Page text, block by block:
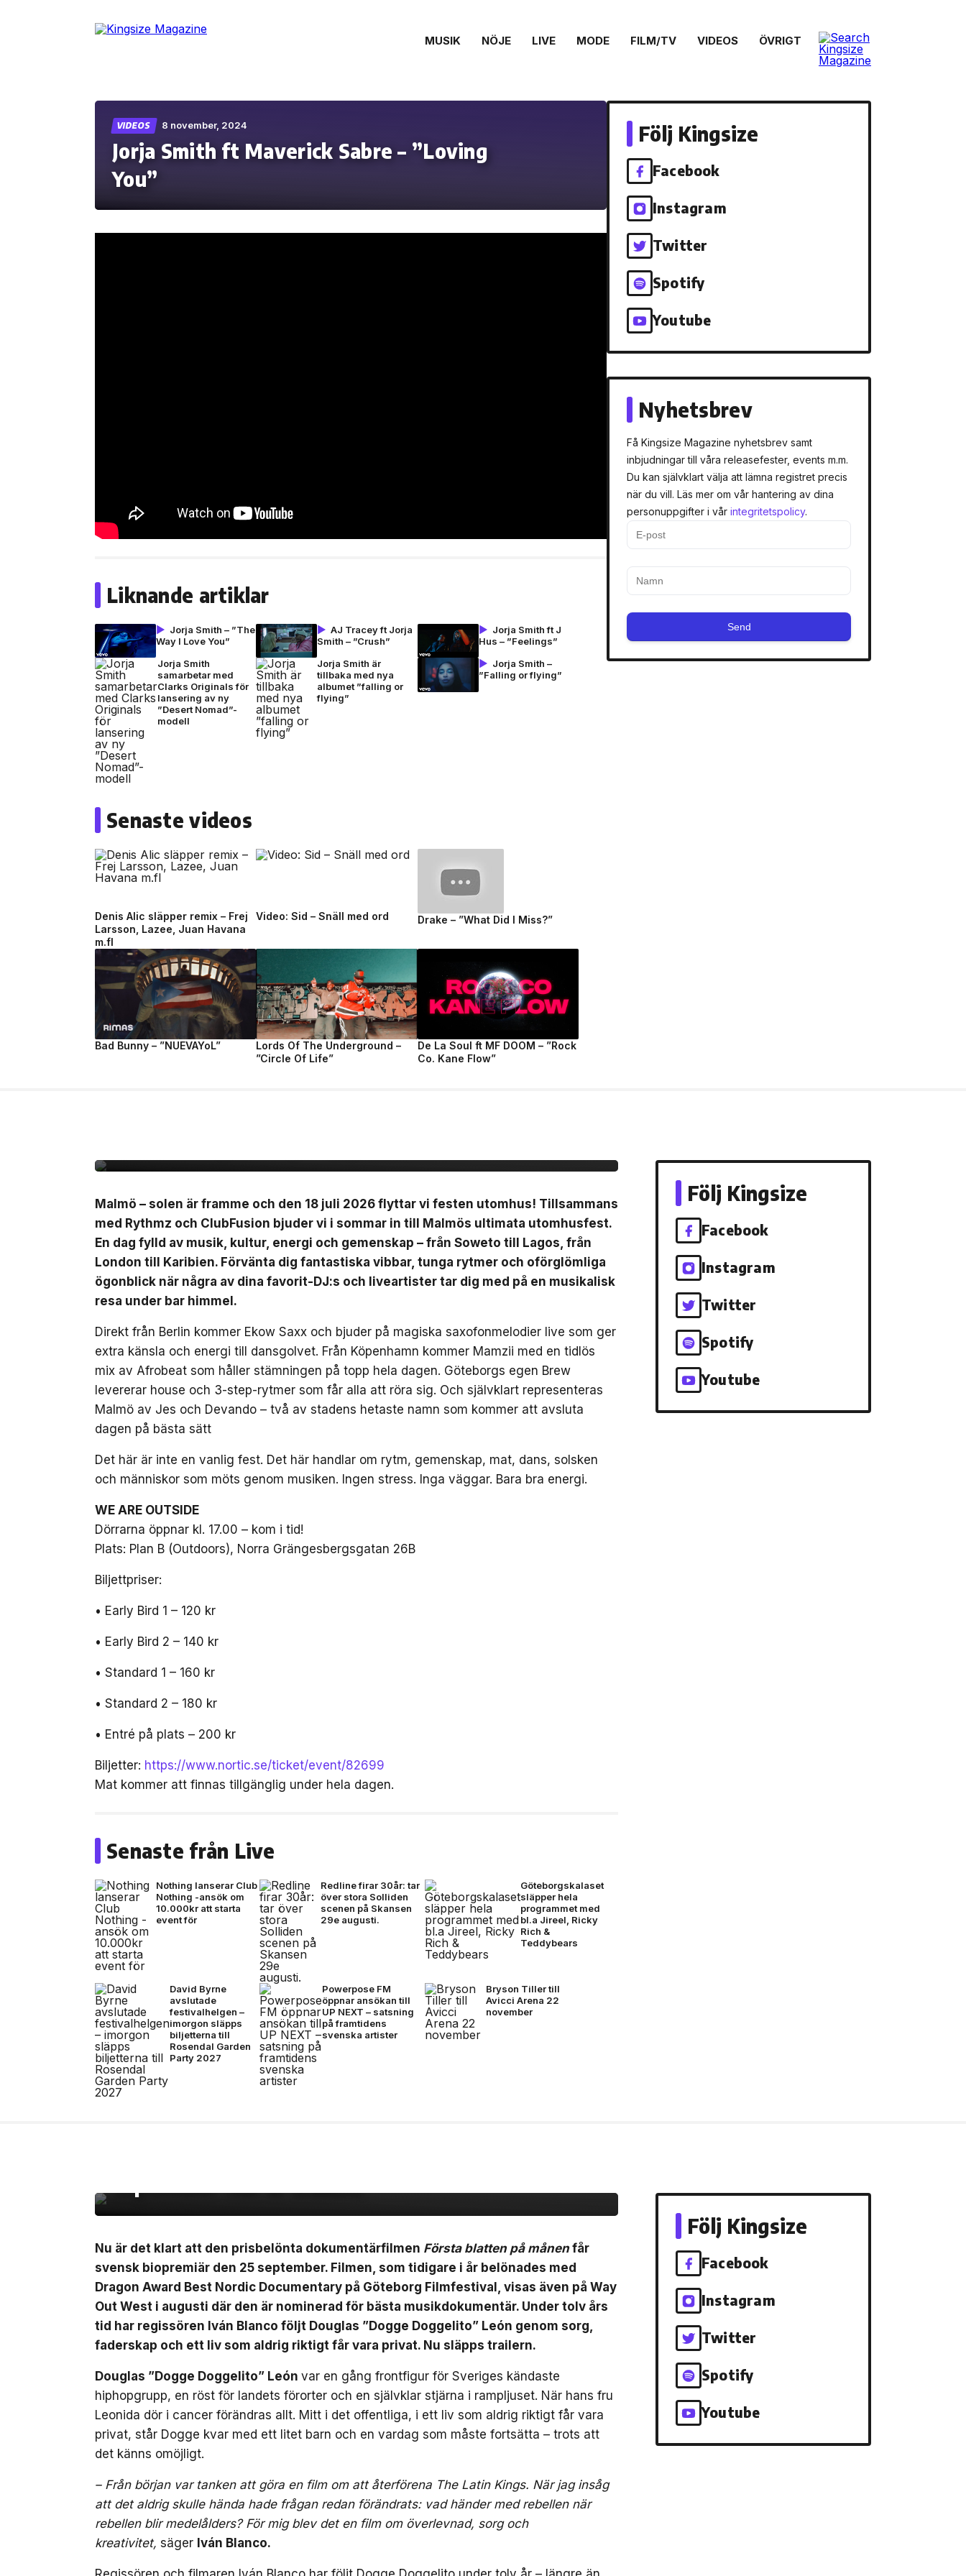
MUSIK NÖJE LIVE MODE FILM/TV VIDEOS ÖVRIGT
VIDEOS 8 november, 2024
Jorja Smith ft Maverick Sabre – ”Loving
You”
Liknande artiklar
Jorja Smith – ”The
Way I Love You”
AJ Tracey ft Jorja
Smith – ”Crush”
Jorja Smith ft J
Hus – ”Feelings”
Jorja Smith
samarbetar med
Clarks Originals för
lansering av ny
”Desert Nomad”-
modell
Jorja Smith är
tillbaka med nya
albumet ”falling or
flying”
Jorja Smith –
”Falling or flying”
Senaste videos
Denis Alic släpper remix – Frej
Larsson, Lazee, Juan Havana
m.fl
Video: Sid – Snäll med ord Drake – ”What Did I Miss?”
Bad Bunny – ”NUEVAYoL”
Lords Of The Underground –
”Circle Of Life”
De La Soul ft MF DOOM – ”Rock
Co. Kane Flow”
Följ Kingsize
Facebook
Instagram
Twitter
Spotify
Youtube
Nyhetsbrev
Få Kingsize Magazine nyhetsbrev samt
inbjudningar till våra releasefester, events m.m.
Du kan självklart välja att lämna registret precis
när du vill. Läs mer om vår hantering av dina
personuppgifter i vår integritetspolicy.
Send
Malmö – solen är framme och den 18 juli 2026 flyttar vi festen utomhus! Tillsammans
med Rythmz och ClubFusion bjuder vi i sommar in till Malmös ultimata utomhusfest.
En dag fylld av musik, kultur, energi och gemenskap – från Soweto till Lagos, från
London till Karibien. Förvänta dig fantastiska vibbar, tunga rytmer och oförglömliga
ögonblick när några av dina favorit-DJ:s och liveartister tar dig med på en musikalisk
resa under bar himmel.
Direkt från Berlin kommer Ekow Saxx och bjuder på magiska saxofonmelodier live som ger
extra känsla och energi till dansgolvet. Från Köpenhamn kommer Mamzii med en tidlös
mix av Afrobeat som håller stämningen på topp hela dagen. Göteborgs egen Brew
levererar house och 3-step-rytmer som får alla att röra sig. Och självklart representeras
Malmö av Jes och Devando – två av stadens hetaste namn som kommer att avsluta
dagen på bästa sätt
Det här är inte en vanlig fest. Det här handlar om rytm, gemenskap, mat, dans, solsken
och människor som möts genom musiken. Ingen stress. Inga väggar. Bara bra energi.
WE ARE OUTSIDE
Dörrarna öppnar kl. 17.00 – kom i tid!
Plats: Plan B (Outdoors), Norra Grängesbergsgatan 26B
Biljettpriser:
• Early Bird 1 – 120 kr
• Early Bird 2 – 140 kr
• Standard 1 – 160 kr
• Standard 2 – 180 kr
• Entré på plats – 200 kr
Biljetter: https://www.nortic.se/ticket/event/82699
Mat kommer att finnas tillgänglig under hela dagen.
Senaste från Live
Nothing lanserar Club
Nothing -ansök om
10.000kr att starta
event för
Redline firar 30år: tar
över stora Solliden
scenen på Skansen
29e augusti.
Göteborgskalaset
släpper hela
programmet med
bl.a Jireel, Ricky
Rich &
Teddybears
David Byrne
avslutade
festivalhelgen –
imorgon släpps
biljetterna till
Rosendal Garden
Party 2027
Powerpose FM
öppnar ansökan till
UP NEXT – satsning
på framtidens
svenska artister
Bryson Tiller till
Avicci Arena 22
november
Följ Kingsize
Facebook
Instagram
Twitter
Spotify
Youtube
Nu är det klart att den prisbelönta dokumentärfilmen Första blatten på månen får
svensk biopremiär den 25 september. Filmen, som tidigare i år belönades med
Dragon Award Best Nordic Documentary på Göteborg Filmfestival, visas även på Way
Out West i augusti där den är nominerad för bästa musikdokumentär. Under tolv års
tid har regissören Iván Blanco följt Douglas ”Dogge Doggelito” León genom sorg,
faderskap och ett liv som aldrig riktigt får vara privat. Nu släpps trailern.
Douglas ”Dogge Doggelito” León var en gång frontfigur för Sveriges kändaste
hiphopgrupp, en röst för landets förorter och en självklar stjärna i rampljuset. När hans fru
Leonida dör i cancer förändras allt. Mitt i det offentliga, i ett liv som aldrig riktigt får vara
privat, står Dogge kvar med ett litet barn och en vardag som måste fortsätta – trots att
det känns omöjligt.
– Från början var tanken att göra en film om att återförena The Latin Kings. När jag insåg
att det aldrig skulle hända hade frågan redan förändrats: vad händer med rebellen när
rebellen blir medelålders? För mig blev det en film om överlevnad, sorg och
kreativitet, säger Iván Blanco.
Följ Kingsize
Facebook
Instagram
Twitter
Spotify
Youtube